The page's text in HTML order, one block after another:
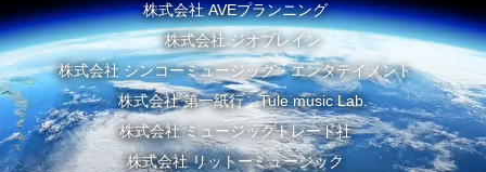
株式会社 AVEプランニング
株式会社 ジオブレイン
株式会社 シンコーミュージック・エンタテイメント
株式会社 第一紙行 Tule music Lab.
株式会社 ミュージックトレード社
株式会社 リットーミュージック